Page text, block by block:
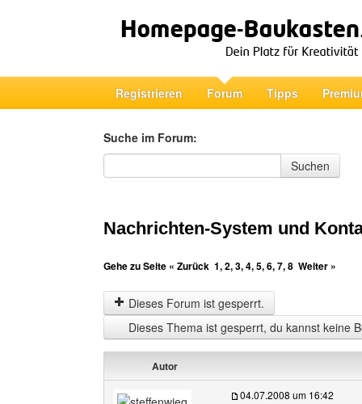
Registrieren Forum Tipps
Suche im Forum:
Suche im Forum
Suchen
Nachrichten-System und
Gehe zu Seite « Zurück 1,2,3,4,5,6,7,8 Weiter »
Dieses Forum ist gesperrt.
Dieses Thema ist gesperrt, du kannst keine
Autor
04.07.2008 um 16:42